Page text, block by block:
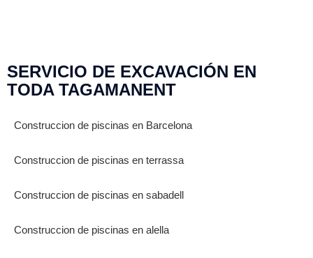
SERVICIO DE EXCAVACIÓN EN
TODA TAGAMANENT
Construccion de piscinas en Barcelona
Construccion de piscinas en terrassa
Construccion de piscinas en sabadell
Construccion de piscinas en alella